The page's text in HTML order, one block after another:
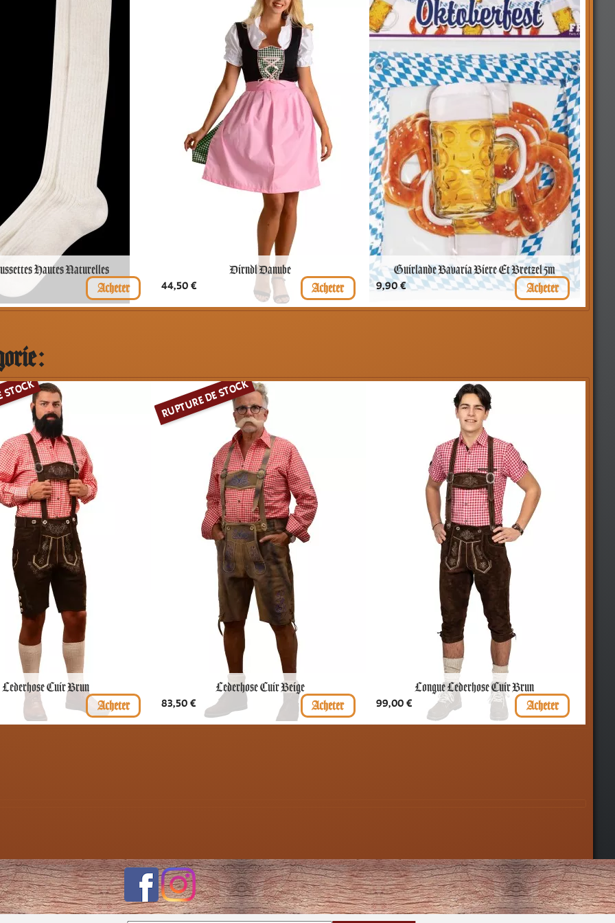
Hautes Naturelles Dirndl Danube
Prix
44,50 €
Guirlande Bavaria Biere Et Bretzel 5m
Prix
9,90 €
:
Lederhose Cuir Brun Lederhose Cuir Beige
Prix
83,50 €
RUPTURE DE STOCK
Longue Lederhose Cuir Brun
Prix
99,00 €